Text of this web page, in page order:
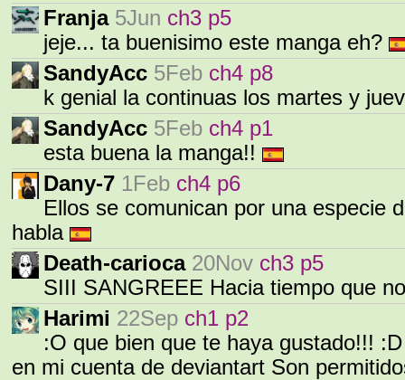
Franja 5Jun ch3 p5
jeje... ta buenisimo este manga eh?
SandyAcc 5Feb ch4 p8
k genial la continuas los martes y
SandyAcc 5Feb ch4 p1
esta buena la manga!!
Dany-7 1Feb ch4 p6
Ellos se comunican por una especie
habla
Death-carioca 20Nov ch3 p5
SIII SANGREEE Hacia tiempo que
Harimi 22Sep ch1 p2
:O que bien que te haya gustado!!!
en mi cuenta de deviantart Son